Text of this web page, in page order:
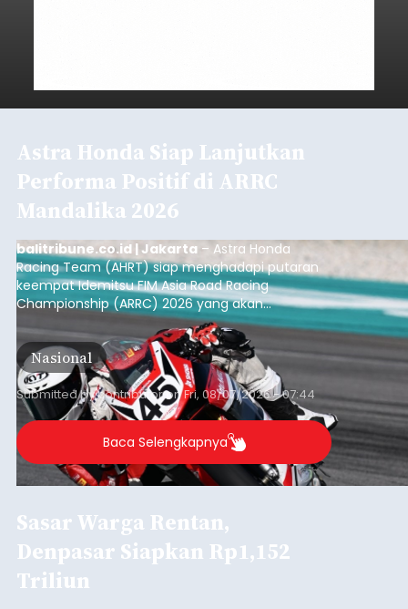
Astra Honda Siap Lanjutkan
Performa Positif di ARRC
Mandalika 2026
balitribune.co.id | Jakarta – Astra Honda
Racing Team (AHRT) siap menghadapi putaran
keempat Idemitsu FIM Asia Road Racing
Championship (ARRC) 2026 yang akan
berlangsung di Pertamina Mandalika
International Circuit, Lombok, Nusa Tenggara
Barat, pada 7–9 Agustus 2026.
Nasional
Submitted bycontributoronFri, 08/07/2026 - 07:44
Baca Selengkapnya
Sasar Warga Rentan,
Denpasar Siapkan Rp1,152
Triliun